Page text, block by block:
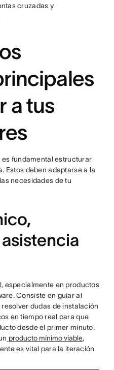
cruzadas y
a tus
es fundamental estructurar
Estos deben adaptarse a la
necesidades de tu
especialmente en productos
Consiste en guiar al
resolver dudas de instalación
en tiempo real para que
desde el primer minuto.
producto mínimo viable,
es vital para la iteración